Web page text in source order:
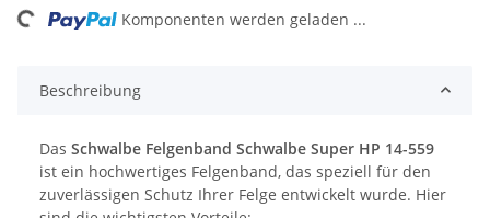
Komponenten werden geladen ...
Beschreibung
Das Schwalbe Felgenband Schwalbe Super HP 14-559
ist ein hochwertiges Felgenband, das speziell für den
zuverlässigen Schutz Ihrer Felge entwickelt wurde. Hier